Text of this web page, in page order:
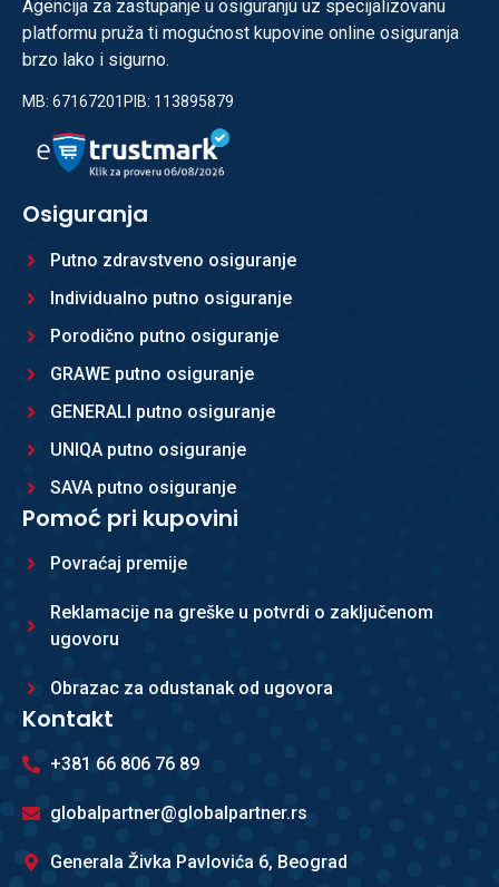
Agencija za zastupanje u osiguranju uz specijalizovanu
platformu pruža ti mogućnost kupovine online osiguranja
brzo lako i sigurno.
MB: 67167201PIB: 113895879
Osiguranja
Putno zdravstveno osiguranje
Individualno putno osiguranje
Porodično putno osiguranje
GRAWE putno osiguranje
GENERALI putno osiguranje
UNIQA putno osiguranje
SAVA putno osiguranje
Pomoć pri kupovini
Povraćaj premije
Reklamacije na greške u potvrdi o zaključenom
ugovoru
Obrazac za odustanak od ugovora
Kontakt
+381 66 806 76 89
globalpartner@globalpartner.rs
Generala Živka Pavlovića 6, Beograd